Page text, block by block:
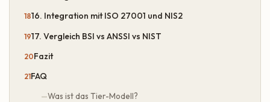
16. Integration mit ISO 27001 und NIS2
17. Vergleich BSI vs ANSSI vs NIST
Fazit
FAQ
Was ist das Tier-Modell?